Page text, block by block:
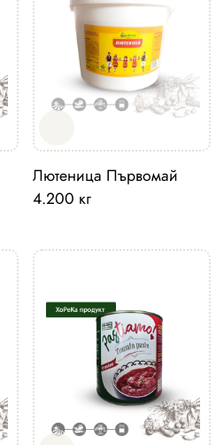
Лютеница Първомай
4.200 кг